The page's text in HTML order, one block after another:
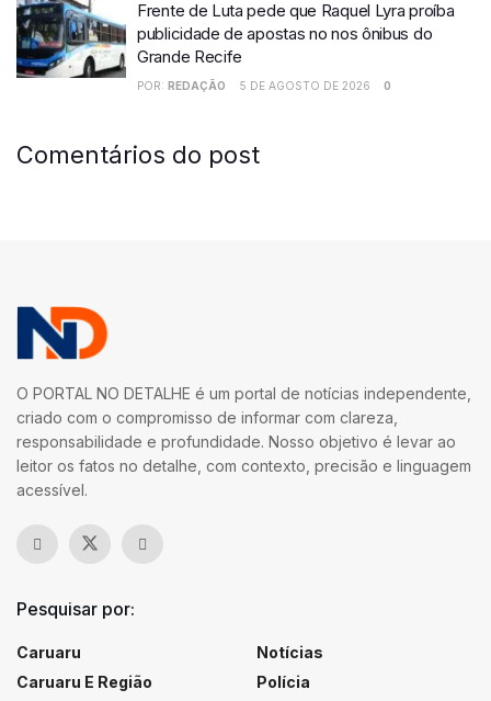
Frente de Luta pede que Raquel Lyra proíba
publicidade de apostas no nos ônibus do
Grande Recife
POR: REDAÇÃO 5 DE AGOSTO DE 2026 0
Comentários do post
O PORTAL NO DETALHE é um portal de notícias independente,
criado com o compromisso de informar com clareza,
responsabilidade e profundidade. Nosso objetivo é levar ao
leitor os fatos no detalhe, com contexto, precisão e linguagem
acessível.
Pesquisar por:
Caruaru
Caruaru E Região
Notícias
Polícia